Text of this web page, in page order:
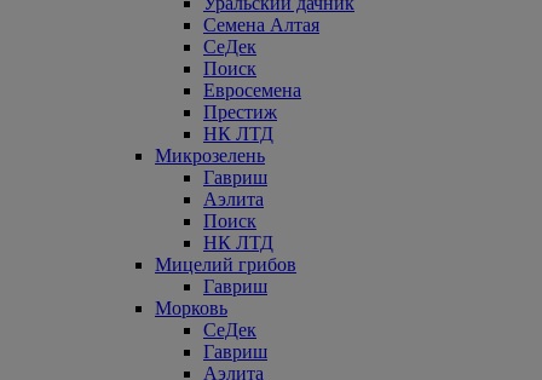
Семена Алтая
СеДек
Поиск
Евросемена
Престиж
НК ЛТД
Микрозелень
Гавриш
Аэлита
Поиск
НК ЛТД
Мицелий грибов
Гавриш
Морковь
СеДек
Гавриш
Аэлита